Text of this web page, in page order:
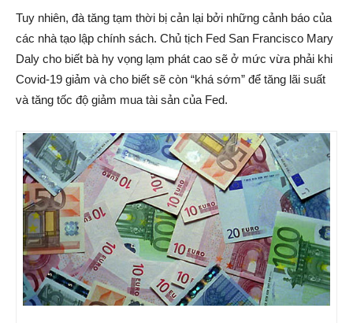
Tuy nhiên, đà tăng tạm thời bị cản lại bởi những cảnh báo của
các nhà tạo lập chính sách. Chủ tịch Fed San Francisco Mary
Daly cho biết bà hy vọng lạm phát cao sẽ ở mức vừa phải khi
Covid-19 giảm và cho biết sẽ còn “khá sớm” để tăng lãi suất
và tăng tốc độ giảm mua tài sản của Fed.